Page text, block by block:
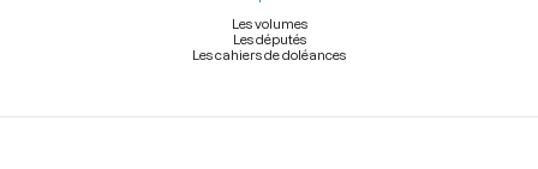
Les volumes
Les députés
Les cahiers de doléances